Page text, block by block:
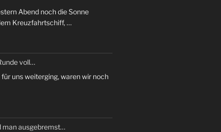
Abend noch die Sonne
Kreuzfahrtschiff, …
voll…
uns weiterging, waren wir noch
man ausgebremst…